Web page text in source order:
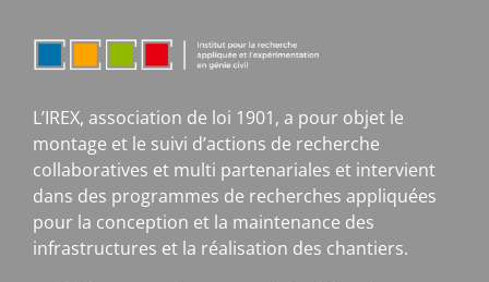
L’IREX, association de loi 1901, a pour objet le
montage et le suivi d’actions de recherche
collaboratives et multi partenariales et intervient
dans des programmes de recherches appliquées
pour la conception et la maintenance des
infrastructures et la réalisation des chantiers.